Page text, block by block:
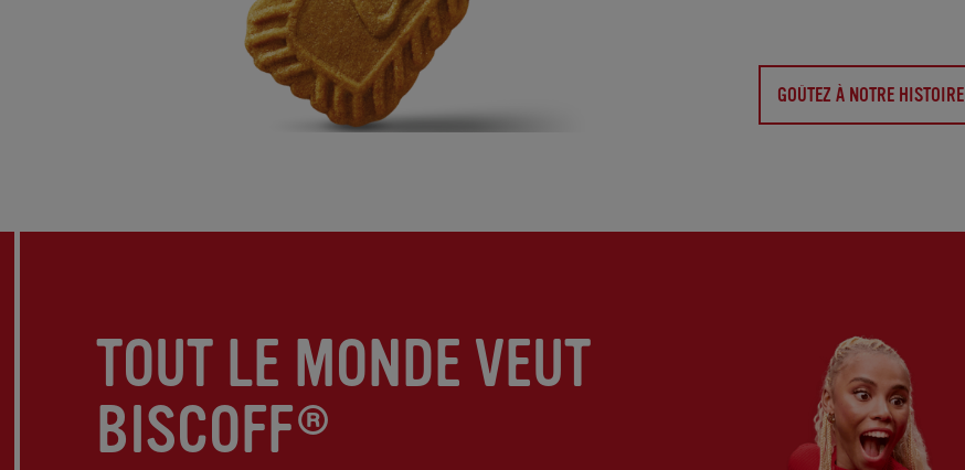
GOÛTEZ À NOTRE HISTOIRE
TOUT LE MONDE VEUT
BISCOFF®